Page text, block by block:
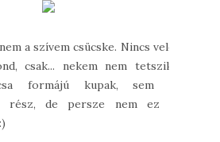
a szívem csücske. Nincs vele
csak... nekem nem tetszik.
formájú kupak, sem a
rész, de persze nem ez a